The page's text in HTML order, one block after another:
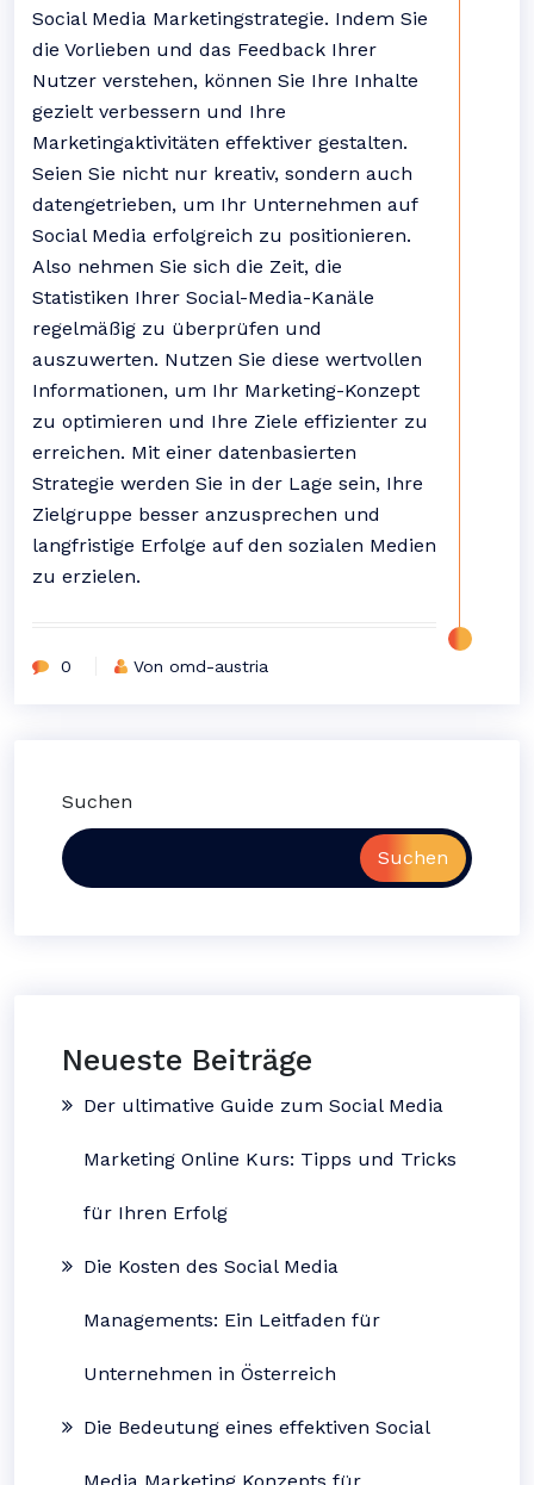
Social Media Marketingstrategie. Indem Sie
die Vorlieben und das Feedback Ihrer
Nutzer verstehen, können Sie Ihre Inhalte
gezielt verbessern und Ihre
Marketingaktivitäten effektiver gestalten.
Seien Sie nicht nur kreativ, sondern auch
datengetrieben, um Ihr Unternehmen auf
Social Media erfolgreich zu positionieren.
Also nehmen Sie sich die Zeit, die
Statistiken Ihrer Social-Media-Kanäle
regelmäßig zu überprüfen und
auszuwerten. Nutzen Sie diese wertvollen
Informationen, um Ihr Marketing-Konzept
zu optimieren und Ihre Ziele effizienter zu
erreichen. Mit einer datenbasierten
Strategie werden Sie in der Lage sein, Ihre
Zielgruppe besser anzusprechen und
langfristige Erfolge auf den sozialen Medien
zu erzielen.
0 Von omd-austria
Suchen
Suchen
Neueste Beiträge
Der ultimative Guide zum Social Media
Marketing Online Kurs: Tipps und Tricks
für Ihren Erfolg
Die Kosten des Social Media
Managements: Ein Leitfaden für
Unternehmen in Österreich
Die Bedeutung eines effektiven Social